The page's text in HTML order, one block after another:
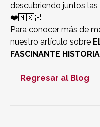
descubriendo juntos
❤️🇲🇽🌌
Para conocer más de
nuestro artículo sobre
FASCINANTE
Regresar al Blog